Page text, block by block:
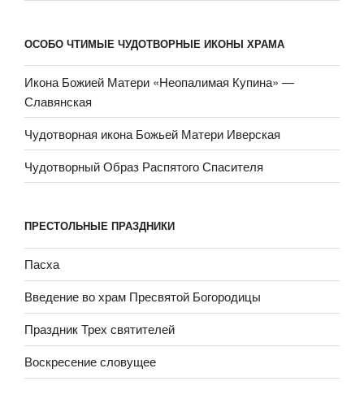
ОСОБО ЧТИМЫЕ ЧУДОТВОРНЫЕ ИКОНЫ ХРАМА
Икона Божией Матери «Неопали­мая Купина» —
Славянская
Чудотворная икона Божьей Матери Иверская
Чудотворный Образ Распятого Спасителя
ПРЕСТОЛЬНЫЕ ПРАЗДНИКИ
Пасха
Введение во храм Пресвятой Богородицы
Праздник Трех святителей
Воскресение словущее